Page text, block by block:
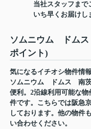
当社スタッフまで
いち早くお届けし
ソムニウム ドム
ポイント)
気になるイチオシ物件情
ソムニウム ドムス 南茨
便利。2沿線利用可能な
件です。こちらでは阪急
しております。他の物件
い合わせください。